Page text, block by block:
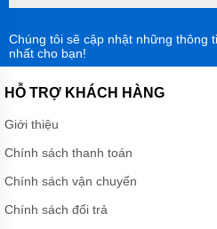
Chúng tôi sẽ cập nhật những thông
nhất cho bạn!
HỖ TRỢ KHÁCH HÀNG
Giới thiệu
Chính sách thanh toán
Chính sách vận chuyển
Chính sách đổi trả